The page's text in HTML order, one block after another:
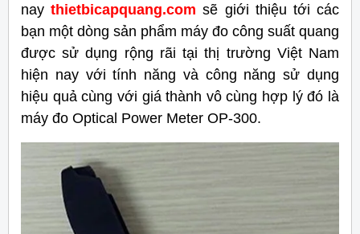
naythietbicapquang.comsẽ giới thiệu tới các
bạn một dòng sản phẩm máy đo công suất quang
được sử dụng rộng rãi tại thị trường Việt Nam
hiện nay với tính năng và công năng sử dụng
hiệu quả cùng với giá thành vô cùng hợp lý đó là
máy đo Optical Power Meter OP-300.